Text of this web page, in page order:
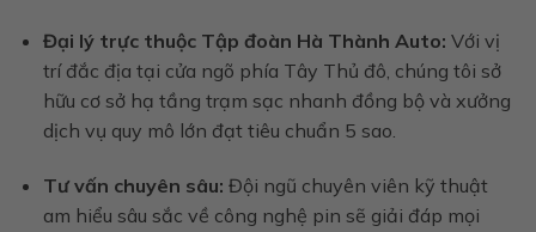
Đại lý trực thuộc Tập đoàn Hà Thành Auto: Với vị
trí đắc địa tại cửa ngõ phía Tây Thủ đô, chúng tôi sở
hữu cơ sở hạ tầng trạm sạc nhanh đồng bộ và xưởng
dịch vụ quy mô lớn đạt tiêu chuẩn 5 sao.
Tư vấn chuyên sâu: Đội ngũ chuyên viên kỹ thuật
am hiểu sâu sắc về công nghệ pin sẽ giải đáp mọi